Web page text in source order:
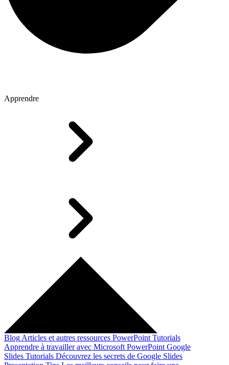
Apprendre
Blog Articles et autres ressources PowerPoint Tutorials
Apprendre à travailler avec Microsoft PowerPoint Google
Slides Tutorials Découvrez les secrets de Google Slides